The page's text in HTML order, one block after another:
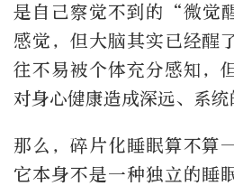
是自己察觉不到的“微
感觉，但大脑其实已经醒
往不易被个体充分感知，
对身心健康造成深远、系统
那么，碎片化睡眠算不算
它本身不是一种独立的睡